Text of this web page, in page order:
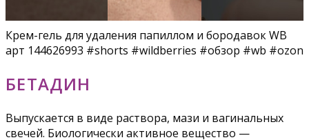
Крем-гель для удаления папиллом и бородавок WB
арт 144626993 #shorts #wildberries #обзор #wb #ozon
БЕТАДИН
Выпускается в виде раствора, мази и вагинальных
свечей. Биологически активное вещество —